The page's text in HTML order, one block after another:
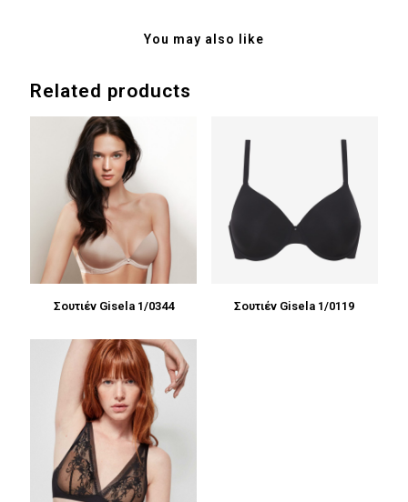
You may also like
Related products
Σουτιέν Gisela 1/0344 Σουτιέν Gisela 1/0119